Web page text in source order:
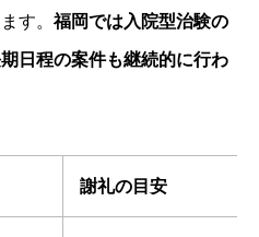
す。福岡では入院型治験の
日程の案件も継続的に行わ
謝礼の目安